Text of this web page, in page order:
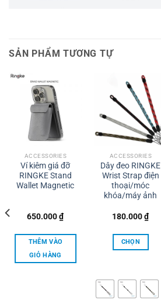
SẢN PHẨM TƯƠNG TỰ
ACCESSORIES
Ví kiêm giá đỡ
RINGKE Stand
Wallet Magnetic
650.000₫
THÊM VÀO
GIỎ HÀNG
ACCESSORIES
Dây đeo RINGKE
Wrist Strap điện
thoại/móc
khóa/máy ảnh
180.000₫
CHỌN
phẩm
này